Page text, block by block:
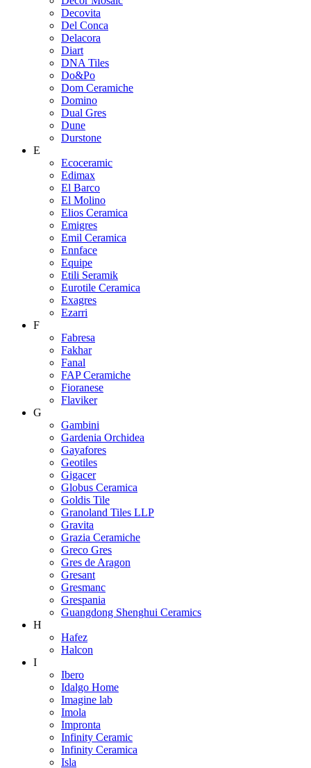
Decovita
Del Conca
Delacora
Diart
DNA Tiles
Do&Po
Dom Ceramiche
Domino
Dual Gres
Dune
Durstone
E
Ecoceramic
Edimax
El Barco
El Molino
Elios Ceramica
Emigres
Emil Ceramica
Ennface
Equipe
Etili Seramik
Eurotile Ceramica
Exagres
Ezarri
F
Fabresa
Fakhar
Fanal
FAP Ceramiche
Fioranese
Flaviker
G
Gambini
Gardenia Orchidea
Gayafores
Geotiles
Gigacer
Globus Ceramica
Goldis Tile
Granoland Tiles LLP
Gravita
Grazia Ceramiche
Greco Gres
Gres de Aragon
Gresant
Gresmanc
Grespania
Guangdong Shenghui Ceramics
H
Hafez
Halcon
I
Ibero
Idalgo Home
Imagine lab
Imola
Impronta
Infinity Ceramic
Infinity Ceramica
Isla